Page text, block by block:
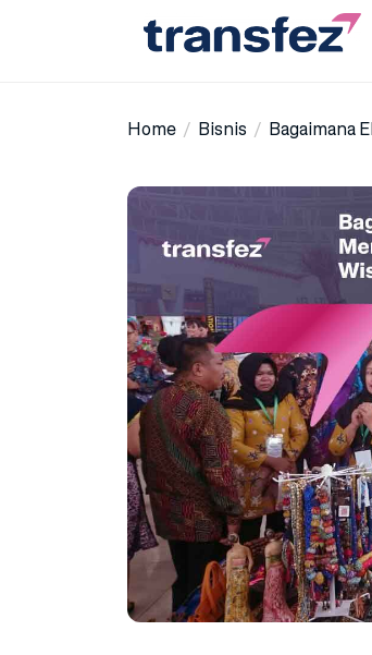
Home Bisnis Bagaimana